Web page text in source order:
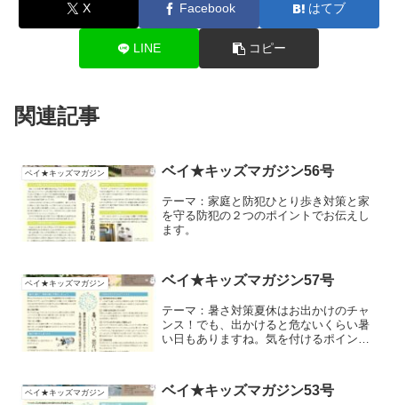
X Facebook はてブ
LINE コピー
関連記事
ベイ★キッズマガジン ベイ★キッズマガジン56号
テーマ：家庭と防犯ひとり歩き対策と家
を守る防犯の２つのポイントでお伝えし
ます。
ベイ★キッズマガジン ベイ★キッズマガジン57号
テーマ：暑さ対策夏休はお出かけのチャ
ンス！でも、出かけると危ないくらい暑
い日もありますね。気を付けるポイント
ベイ★キッズマガジン ベイ★キッズマガジン53号